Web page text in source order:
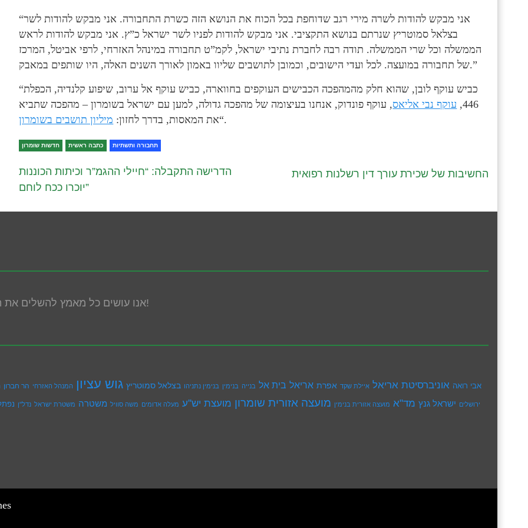
“אני מבקש להודות לשרה מירי רגב שדוחפת בכל הכוח את הנושא הזה כשרת התחבורה. אני מבקש להודות לשר
בצלאל סמוטריץ שנרתם בנושא התקציבי. אני מבקש להודות לפניו לשר ישראל כ”ץ. אני מבקש להודות לראש
הממשלה וכל שרי הממשלה. תודה רבה לחברת נתיבי ישראל, לקמ”ט תחבורה במינהל האזרחי, לרפי אביטל, המרכז
של תחבורה במועצה. לכל ועדי הישובים, וכמובן לתושבים שליוו באמון לאורך השנים האלה, היו שותפים במאבק.”
“כביש עוקף לובן, שהוא חלק מהמהפכה הכבישים העוקפים בחווארה, כביש עוקף אל ערוב, שיפוע קלנדיה, הכפלת
446, עוקף נבי אליאס, עוקף פונדוק, אנחנו בעיצומה של מהפכה גדולה, למען עם ישראל בשומרון – מהפכה שתביא
את המאסות, בדרך לחזון: מיליון תושבים בשומרון “.
חדשות שומרון כתבה ראשית תחבורה ותשתיות
הדרישה התקבלה: “חיילי ההגמ”ר וכיתות הכוננות
יוכרו ככח לוחם”
החשיבות של שכירת עורך דין רשלנות רפואית
אנו עושים כל מאמץ להשלים את הנגשת האתר! במידה ונתקלת בבעיה אנא פנה אלינו!
אבי רואה אוניברסיטת אריאל איילת שקד אפרת אריאל בית אל בנייה בנימין בנימין נתניהו בצלאל סמוטריץ גוש עציון המנהל האזרחי הר חברון
ירושלים ישראל גנץ מד"א מועצה אזורית בנימין מועצה אזורית שומרון מועצת יש''ע מעלה אדומים משה סוויל משטרה משטרת ישראל נדל''ן